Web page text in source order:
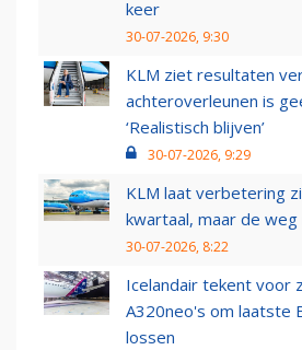
keer
30-07-2026, 9:30
KLM ziet resultaten
achteroverleunen is
‘Realistisch blijven’
30-07-2026, 9:29
KLM laat verbetering
kwartaal, maar de weg
30-07-2026, 8:22
Icelandair tekent voor
A320neo's om laatste
lossen